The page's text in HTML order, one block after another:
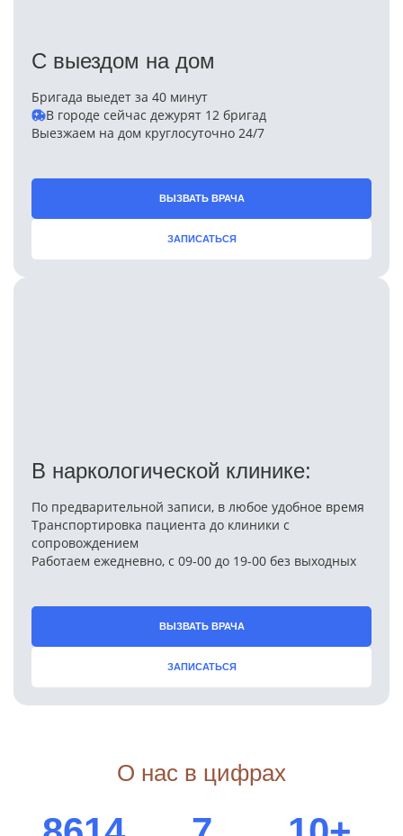
С выездом на дом
Бригада выедет за 40 минут
В городе сейчас дежурят 12 бригад
Выезжаем на дом круглосуточно 24/7
ВЫЗВАТЬ ВРАЧА
ЗАПИСАТЬСЯ
В наркологической клинике:
По предварительной записи, в любое удобное время
Транспортировка пациента до клиники с
сопровождением
Работаем ежедневно, с 09-00 до 19-00 без выходных
ВЫЗВАТЬ ВРАЧА
ЗАПИСАТЬСЯ
О нас в цифрах